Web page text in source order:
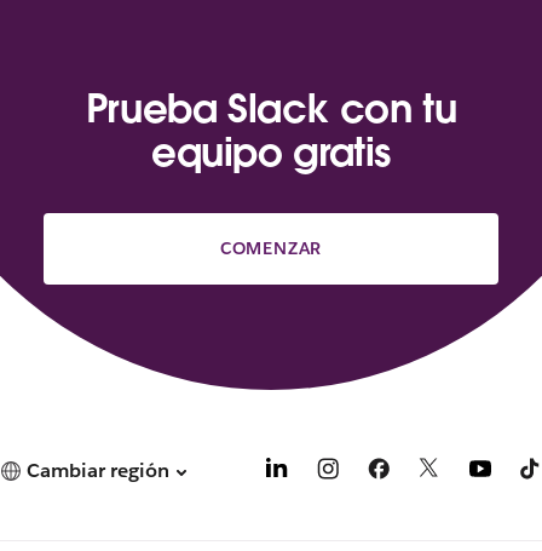
Prueba Slack con tu
equipo gratis
COMENZAR
Cambiar región